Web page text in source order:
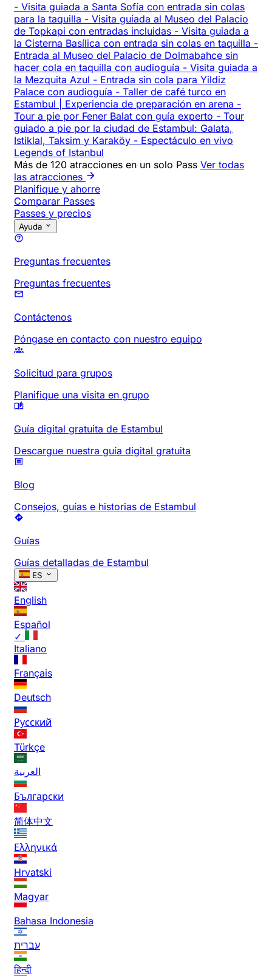
- Visita guiada a Santa Sofía con entrada sin colas
para la taquilla - Visita guiada al Museo del Palacio
de Topkapi con entradas incluidas - Visita guiada a
la Cisterna Basílica con entrada sin colas en taquilla -
Entrada al Museo del Palacio de Dolmabahce sin
hacer cola en taquilla con audioguía - Visita guiada a
la Mezquita Azul - Entrada sin cola para Yildiz
Palace con audioguía - Taller de café turco en
Estambul | Experiencia de preparación en arena -
Tour a pie por Fener Balat con guía experto - Tour
guiado a pie por la ciudad de Estambul: Galata,
Istiklal, Taksim y Karaköy - Espectáculo en vivo
Legends of Istanbul
Más de 120 atracciones en un solo Pass Ver todas
las atracciones
Planifique y ahorre
Comparar Passes
Passes y precios
Ayuda
Preguntas frecuentes
Preguntas frecuentes
Contáctenos
Póngase en contacto con nuestro equipo
Solicitud para grupos
Planifique una visita en grupo
Guía digital gratuita de Estambul
Descargue nuestra guía digital gratuita
Blog
Consejos, guías e historias de Estambul
Guías
Guías detalladas de Estambul
ES
English
Español
✓
Italiano
Français
Deutsch
Русский
Türkçe
العربية
Български
简体中文
Ελληνικά
Hrvatski
Magyar
Bahasa Indonesia
עברית
हिन्दी